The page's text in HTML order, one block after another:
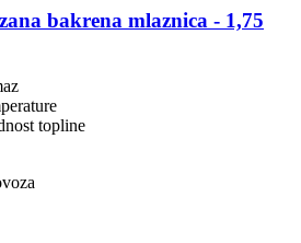
bakrena mlaznica -​ 1,75
topline